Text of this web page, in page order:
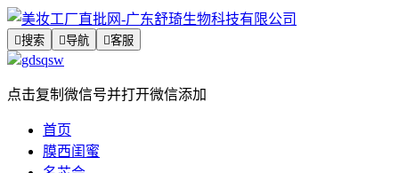
搜索 导航 客服
gdsqsw
点击复制微信号并打开微信添加
首页
膜西闺蜜